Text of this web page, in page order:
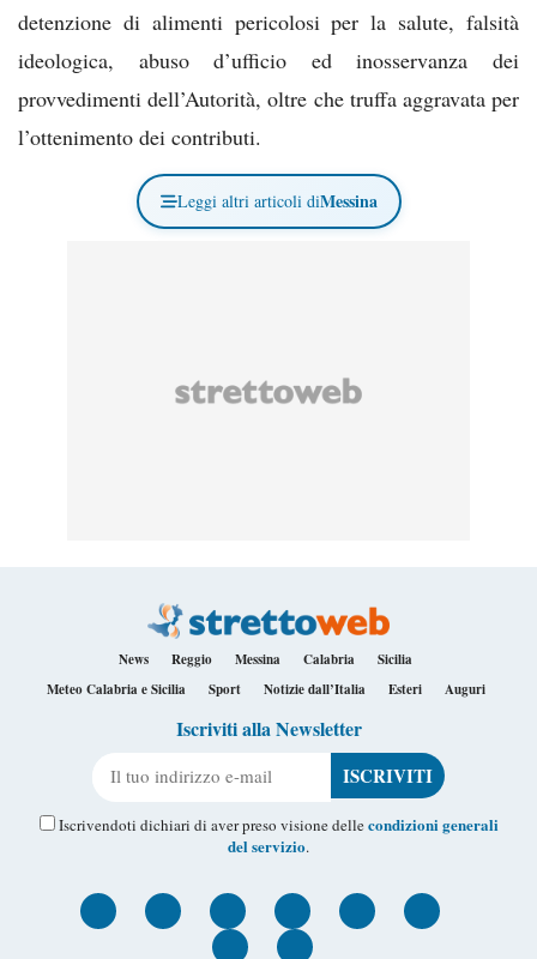
detenzione di alimenti pericolosi per la salute, falsità
ideologica, abuso d’ufficio ed inosservanza dei
provvedimenti dell’Autorità, oltre che truffa aggravata per
l’ottenimento dei contributi.
Leggi altri articoli diMessina
News Reggio Messina Calabria
Sicilia
Meteo Calabria e Sicilia
Sport Notizie dall’Italia Esteri Auguri
Iscriviti alla Newsletter
Iscrivendoti dichiari di aver preso visione dellecondizioni generali
del servizio.